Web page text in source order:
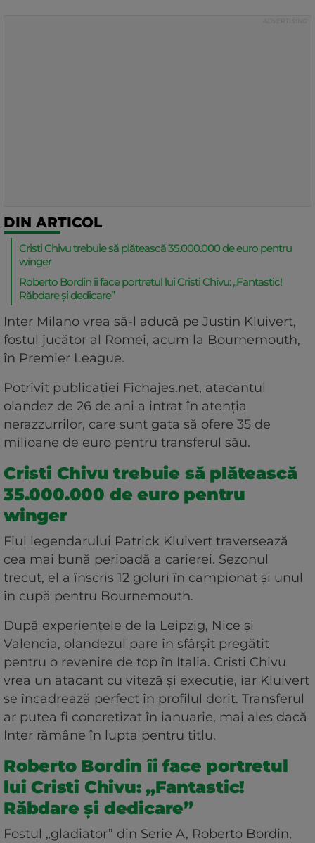
DIN ARTICOL
Cristi Chivu trebuie să plătească 35.000.000 de euro pentru
winger
Roberto Bordin îi face portretul lui Cristi Chivu: „Fantastic!
Răbdare și dedicare”
Inter Milano vrea să-l aducă pe Justin Kluivert,
fostul jucător al Romei, acum la Bournemouth,
în Premier League.
Potrivit publicației Fichajes.net, atacantul
olandez de 26 de ani a intrat în atenția
nerazzurrilor, care sunt gata să ofere 35 de
milioane de euro pentru transferul său.
Cristi Chivu trebuie să plătească
35.000.000 de euro pentru
winger
Fiul legendarului Patrick Kluivert traversează
cea mai bună perioadă a carierei. Sezonul
trecut, el a înscris 12 goluri în campionat și unul
în cupă pentru Bournemouth.
După experiențele de la Leipzig, Nice și
Valencia, olandezul pare în sfârșit pregătit
pentru o revenire de top în Italia. Cristi Chivu
vrea un atacant cu viteză și execuție, iar Kluivert
se încadrează perfect în profilul dorit. Transferul
ar putea fi concretizat în ianuarie, mai ales dacă
Inter rămâne în lupta pentru titlu.
Roberto Bordin îi face portretul
lui Cristi Chivu: „Fantastic!
Răbdare și dedicare”
Fostul „gladiator” din Serie A, Roberto Bordin,